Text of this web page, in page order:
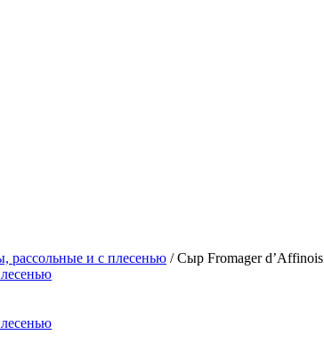
рассольные и с плесенью / Сыр Fromager d’Affinois